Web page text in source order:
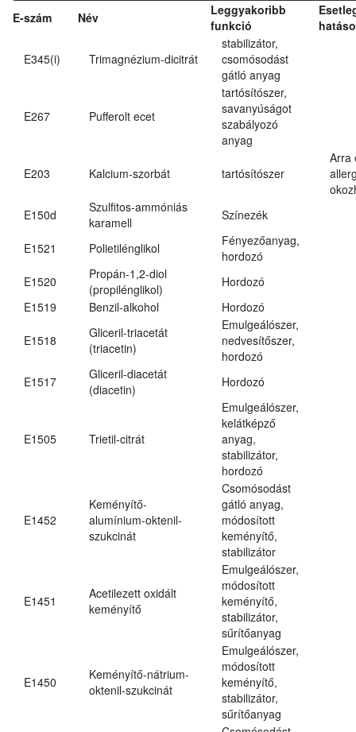
E-szám Név
Leggyakoribb
funkció
E345(i) Trimagnézium-dicitrát
stabilizátor,
csomósodást
gátló anyag
E267 Pufferolt ecet
tartósítószer,
savanyúságot
szabályozó
anyag
E203 Kalcium-szorbát tartósítószer
Arra
E150d
Szulfitos-ammóniás
karamell
Színezék
E1521 Polietilénglikol
Fényezőanyag,
hordozó
E1520
Propán-1,2-diol
(propilénglikol)
Hordozó
E1519
Benzil-alkohol Hordozó
E1518
Gliceril-triacetát
(triacetin)
Emulgeálószer,
nedvesítőszer,
hordozó
E1517
Gliceril-diacetát
(diacetin)
Hordozó
E1505 Trietil-citrát
Emulgeálószer,
kelátképző
anyag,
stabilizátor,
hordozó
E1452
Keményítő-
alumínium-oktenil-
szukcinát
Csomósodást
gátló anyag,
módosított
keményítő,
stabilizátor
E1451
Acetilezett oxidált
keményítő
Emulgeálószer,
módosított
keményítő,
stabilizátor,
sűrítőanyag
E1450
Keményítő-nátrium-
oktenil-szukcinát
Emulgeálószer,
módosított
keményítő,
stabilizátor,
sűrítőanyag